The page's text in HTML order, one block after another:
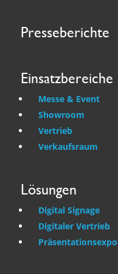
Presseberichte
Einsatzbereiche
Messe & Event
Showroom
Vertrieb
Verkaufsraum
Lösungen
Digital Signage
Digitaler Vertrieb